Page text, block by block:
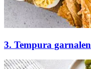
3. Tempura garnalen